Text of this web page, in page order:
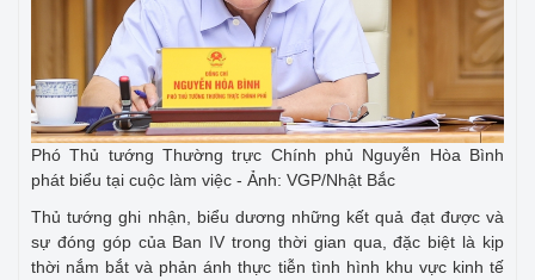
Phó Thủ tướng Thường trực Chính phủ Nguyễn Hòa Bình
phát biểu tại cuộc làm việc - Ảnh: VGP/Nhật Bắc
Thủ tướng ghi nhận, biểu dương những kết quả đạt được và
sự đóng góp của Ban IV trong thời gian qua, đặc biệt là kịp
thời nắm bắt và phản ánh thực tiễn tình hình khu vực kinh tế